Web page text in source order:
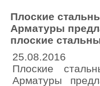
Плоские
Арматуры
плоские
25.08.2016
Плоские
Арматуры